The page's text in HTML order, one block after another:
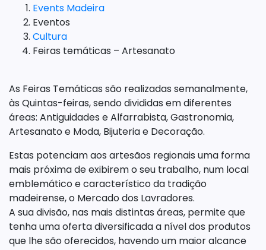
Events Madeira
Eventos
Cultura
Feiras temáticas – Artesanato
As Feiras Temáticas são realizadas semanalmente,
às Quintas-feiras, sendo divididas em diferentes
áreas: Antiguidades e Alfarrabista, Gastronomia,
Artesanato e Moda, Bijuteria e Decoração.
Estas potenciam aos artesãos regionais uma forma
mais próxima de exibirem o seu trabalho, num local
emblemático e característico da tradição
madeirense, o Mercado dos Lavradores.
A sua divisão, nas mais distintas áreas, permite que
tenha uma oferta diversificada a nível dos produtos
que lhe são oferecidos, havendo um maior alcance